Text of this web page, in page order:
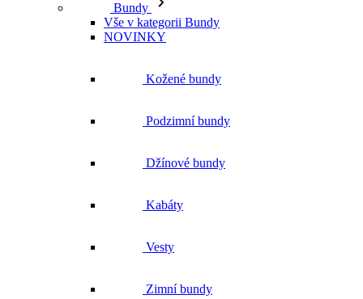
Bundy
Vše v kategorii Bundy
NOVINKY
Kožené bundy
Podzimní bundy
Džínové bundy
Kabáty
Vesty
Zimní bundy